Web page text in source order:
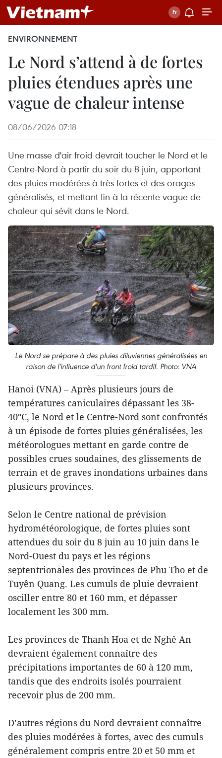
ENVIRONNEMENT
Le Nord s’attend à de fortes
pluies étendues après une
vague de chaleur intense
08/06/2026 07:18
Une masse d'air froid devrait toucher le Nord et le
Centre-Nord à partir du soir du 8 juin, apportant
des pluies modérées à très fortes et des orages
généralisés, et mettant fin à la récente vague de
chaleur qui sévit dans le Nord.
Le Nord se prépare à des pluies diluviennes généralisées en
raison de l'influence d'un front froid tardif. Photo: VNA
Hanoi (VNA) – Après plusieurs jours de
températures caniculaires dépassant les 38-
40°C, le Nord et le Centre-Nord sont confrontés
à un épisode de fortes pluies généralisées, les
météorologues mettant en garde contre de
possibles crues soudaines, des glissements de
terrain et de graves inondations urbaines dans
plusieurs provinces.
Selon le Centre national de prévision
hydrométéorologique, de fortes pluies sont
attendues du soir du 8 juin au 10 juin dans le
Nord-Ouest du pays et les régions
septentrionales des provinces de Phu Tho et de
Tuyên Quang. Les cumuls de pluie devraient
osciller entre 80 et 160 mm, et dépasser
localement les 300 mm.
Les provinces de Thanh Hoa et de Nghê An
devraient également connaître des
précipitations importantes de 60 à 120 mm,
tandis que des endroits isolés pourraient
recevoir plus de 200 mm.
D’autres régions du Nord devraient connaître
des pluies modérées à fortes, avec des cumuls
généralement compris entre 20 et 50 mm et